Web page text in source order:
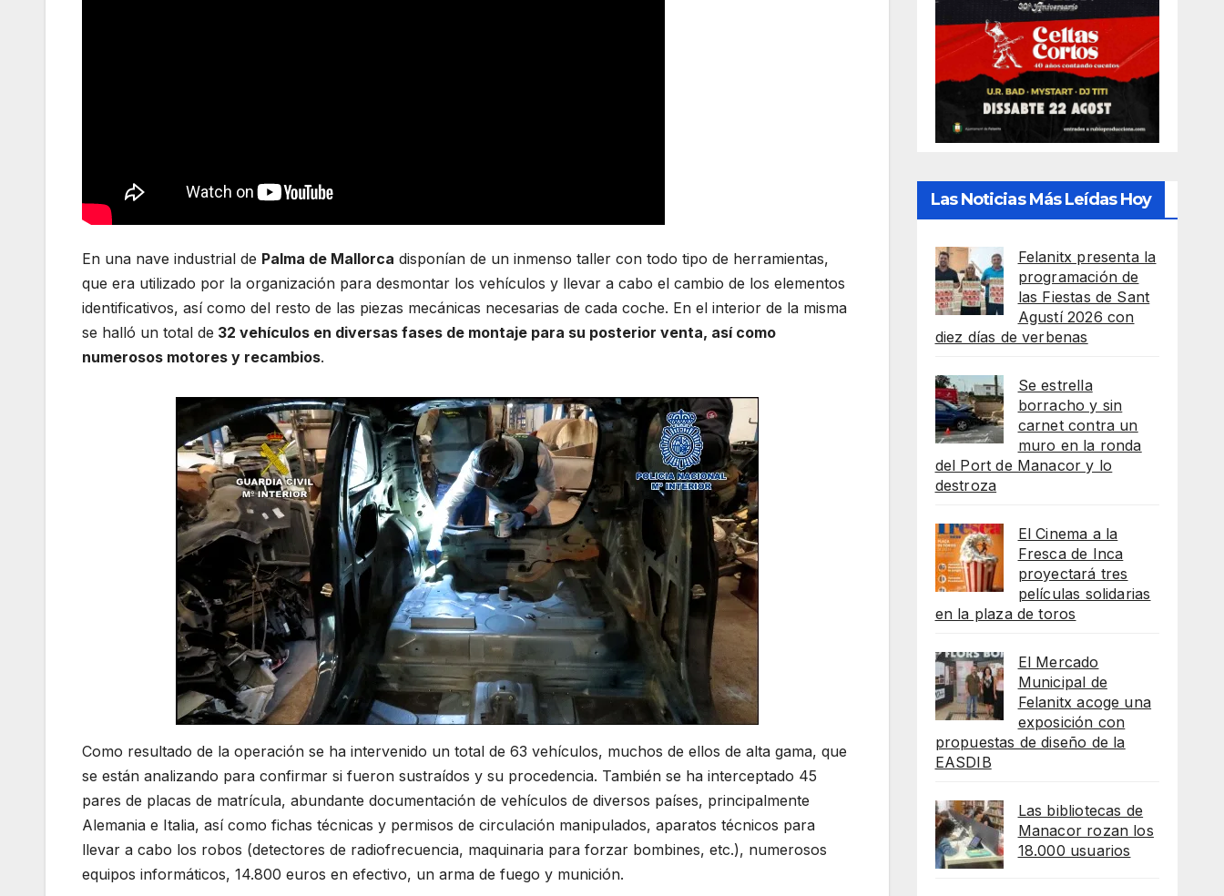
En una nave industrial de Palma de Mallorca disponían de un inmenso taller con todo tipo de herramientas,
que era utilizado por la organización para desmontar los vehículos y llevar a cabo el cambio de los elementos
identificativos, así como del resto de las piezas mecánicas necesarias de cada coche. En el interior de la misma
se halló un total de 32 vehículos en diversas fases de montaje para su posterior venta, así como
numerosos motores y recambios.
Como resultado de la operación se ha intervenido un total de 63 vehículos, muchos de ellos de alta gama, que
se están analizando para confirmar si fueron sustraídos y su procedencia. También se ha interceptado 45
pares de placas de matrícula, abundante documentación de vehículos de diversos países, principalmente
Alemania e Italia, así como fichas técnicas y permisos de circulación manipulados, aparatos técnicos para
llevar a cabo los robos (detectores de radiofrecuencia, maquinaria para forzar bombines, etc.), numerosos
equipos informáticos, 14.800 euros en efectivo, un arma de fuego y munición.
Las Noticias Más Leídas Hoy
Felanitx presenta la
programación de
las Fiestas de Sant
Agustí 2026 con
diez días de verbenas
Se estrella
borracho y sin
carnet contra un
muro en la ronda
del Port de Manacor y lo
destroza
El Cinema a la
Fresca de Inca
proyectará tres
películas solidarias
en la plaza de toros
El Mercado
Municipal de
Felanitx acoge una
exposición con
propuestas de diseño de la
EASDIB
Las bibliotecas de
Manacor rozan los
18.000 usuarios